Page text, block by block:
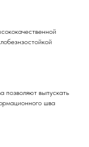
позволяют выпускать
шва